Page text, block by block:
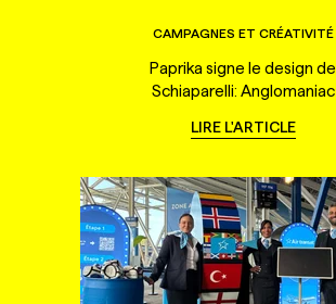
CAMPAGNES ET CRÉATIVITÉ
Paprika signe le design de
Schiaparelli: Anglomaniac
LIRE L'ARTICLE